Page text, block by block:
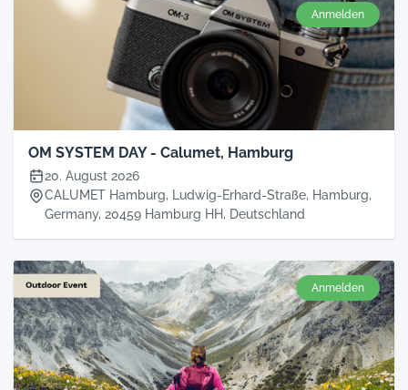
Anmelden
OM SYSTEM DAY - Calumet, Hamburg
20. August 2026
CALUMET Hamburg, Ludwig-Erhard-Straße, Hamburg,
Germany, 20459 Hamburg HH, Deutschland
Anmelden